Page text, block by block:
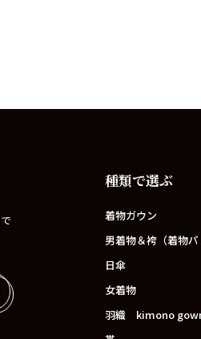
種類で選ぶ
着物ガウン
男着物＆袴（着物パ
日傘
女着物
羽織 kimono